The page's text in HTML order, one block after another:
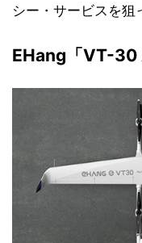
シー・サービスを狙
EHang「VT-30